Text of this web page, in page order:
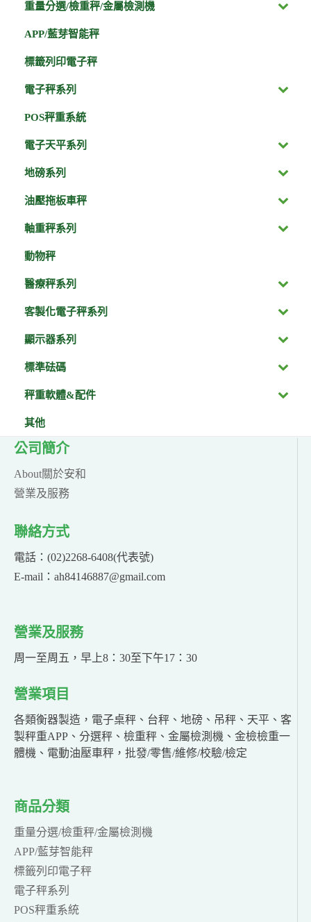
重量分選/檢重秤/金屬檢測機
APP/藍芽智能秤
標籤列印電子秤
電子秤系列
POS秤重系統
電子天平系列
地磅系列
油壓拖板車秤
軸重秤系列
動物秤
醫療秤系列
客製化電子秤系列
顯示器系列
標準砝碼
秤重軟體&配件
其他
公司簡介
About關於安和
營業及服務
聯絡方式
電話：(02)2268-6408(代表號)
E-mail：ah84146887@gmail.com
營業及服務
周一至周五，早上8：30至下午17：30
營業項目
各類衡器製造，電子桌秤、台秤、地磅、吊秤、天平、客
製秤重APP、分選秤、檢重秤、金屬檢測機、金檢檢重一
體機、電動油壓車秤，批發/零售/維修/校驗/檢定
商品分類
重量分選/檢重秤/金屬檢測機
APP/藍芽智能秤
標籤列印電子秤
電子秤系列
POS秤重系統